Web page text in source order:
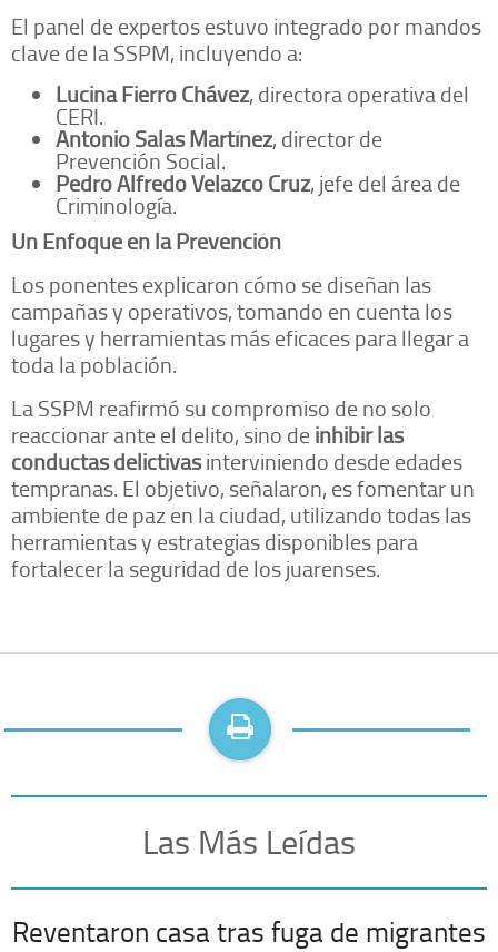
El panel de expertos estuvo integrado por mandos
clave de la SSPM, incluyendo a:
Lucina Fierro Chávez, directora operativa del
CERI.
Antonio Salas Martínez, director de
Prevención Social.
Pedro Alfredo Velazco Cruz, jefe del área de
Criminología.
Un Enfoque en la Prevención
Los ponentes explicaron cómo se diseñan las
campañas y operativos, tomando en cuenta los
lugares y herramientas más eficaces para llegar a
toda la población.
La SSPM reafirmó su compromiso de no solo
reaccionar ante el delito, sino deinhibir las
conductas delictivasinterviniendo desde edades
tempranas. El objetivo, señalaron, es fomentar un
ambiente de paz en la ciudad, utilizando todas las
herramientas y estrategias disponibles para
fortalecer la seguridad de los juarenses.
Las Más Leídas
Reventaron casa tras fuga de migrantes